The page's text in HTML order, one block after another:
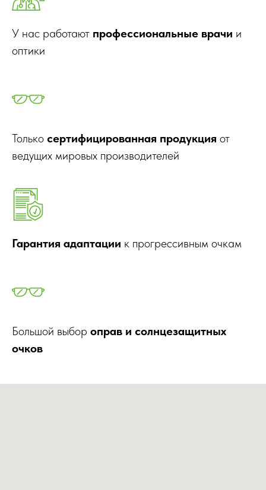
У нас работают профессиональные врачи и
оптики
Только сертифицированная продукция от
ведущих мировых производителей
Гарантия адаптации к прогрессивным очкам
Большой выбор оправ и солнцезащитных
очков